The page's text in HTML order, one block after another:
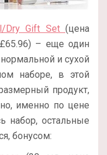
Dry Gift Set (цена
– еще один
и сухой
наборе, в этой
продукт,
именно по цене
набор, остальные
бонусом: